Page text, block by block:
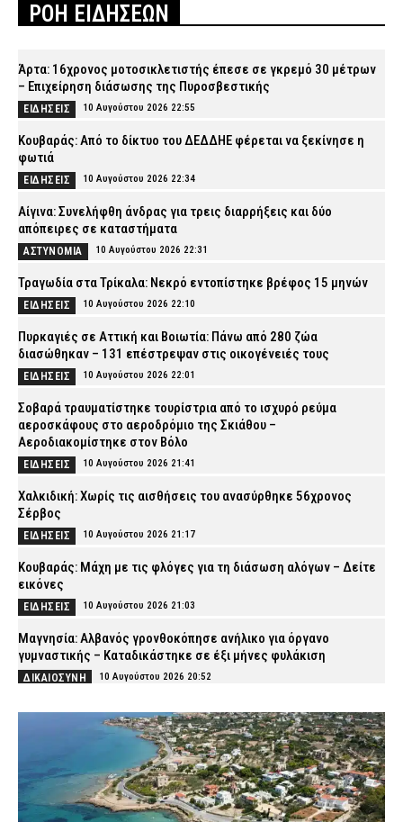
ΡΟΗ ΕΙΔΗΣΕΩΝ
Άρτα: 16χρονος μοτοσικλετιστής έπεσε σε γκρεμό 30 μέτρων
– Επιχείρηση διάσωσης της Πυροσβεστικής
ΕΙΔΗΣΕΙΣ 10 Αυγούστου 2026 22:55
Κουβαράς: Από το δίκτυο του ΔΕΔΔΗΕ φέρεται να ξεκίνησε η
φωτιά
ΕΙΔΗΣΕΙΣ 10 Αυγούστου 2026 22:34
Αίγινα: Συνελήφθη άνδρας για τρεις διαρρήξεις και δύο
απόπειρες σε καταστήματα
ΑΣΤΥΝΟΜΙΑ 10 Αυγούστου 2026 22:31
Τραγωδία στα Τρίκαλα: Νεκρό εντοπίστηκε βρέφος 15 μηνών
ΕΙΔΗΣΕΙΣ 10 Αυγούστου 2026 22:10
Πυρκαγιές σε Αττική και Βοιωτία: Πάνω από 280 ζώα
διασώθηκαν – 131 επέστρεψαν στις οικογένειές τους
ΕΙΔΗΣΕΙΣ 10 Αυγούστου 2026 22:01
Σοβαρά τραυματίστηκε τουρίστρια από το ισχυρό ρεύμα
αεροσκάφους στο αεροδρόμιο της Σκιάθου –
Αεροδιακομίστηκε στον Βόλο
ΕΙΔΗΣΕΙΣ 10 Αυγούστου 2026 21:41
Χαλκιδική: Χωρίς τις αισθήσεις του ανασύρθηκε 56χρονος
Σέρβος
ΕΙΔΗΣΕΙΣ 10 Αυγούστου 2026 21:17
Κουβαράς: Μάχη με τις φλόγες για τη διάσωση αλόγων – Δείτε
εικόνες
ΕΙΔΗΣΕΙΣ 10 Αυγούστου 2026 21:03
Μαγνησία: Αλβανός γρονθοκόπησε ανήλικο για όργανο
γυμναστικής – Καταδικάστηκε σε έξι μήνες φυλάκιση
ΔΙΚΑΙΟΣΥΝΗ 10 Αυγούστου 2026 20:52
Εποχικοί πυροσβέστες: Υπεγράφη η αύξηση των ωρών εργασίας
– Πάνω από 3 εκατ. ευρώ η πρόσθετη δαπάνη
10 Αυγούστου 2026 20:39
Πόρτο Χέλι: Ιδιοκτήτρια ξενοδοχείου έχασε τη ζωή της έπειτα
από πτώση από τον έκτο όροφο
10 Αυγούστου 2026 20:25